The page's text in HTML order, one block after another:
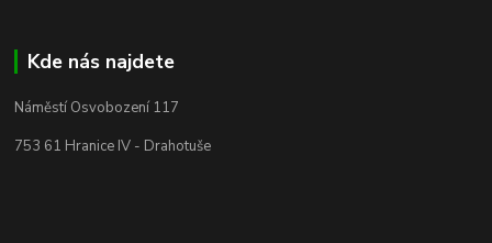
Kde nás najdete
Náměstí Osvobození 117
753 61 Hranice IV - Drahotuše